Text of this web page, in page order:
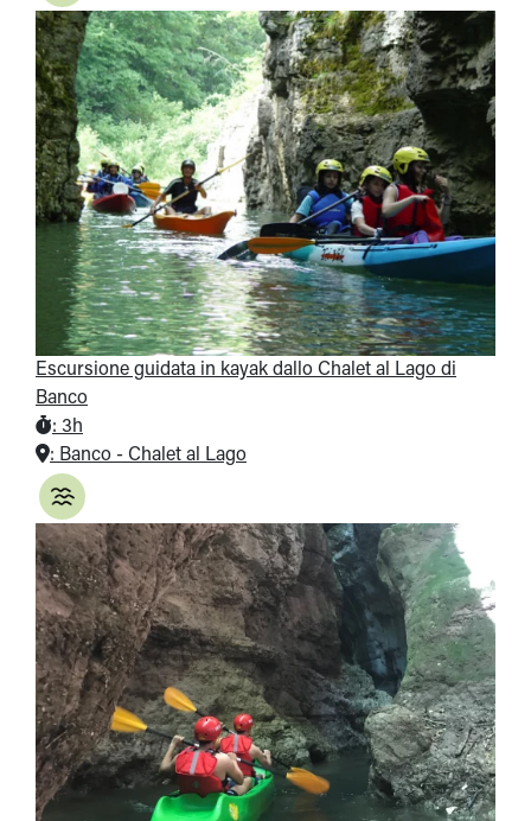
Escursione guidata in kayak dallo Chalet al Lago di
Banco
: 3h
: Banco - Chalet al Lago